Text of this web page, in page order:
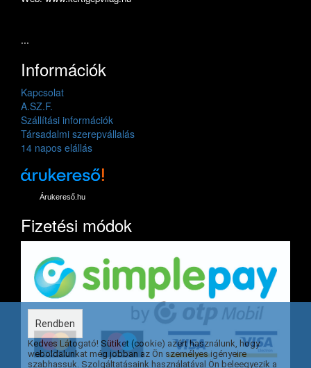
...
Információk
Kapcsolat
A.SZ.F.
Szállítási információk
Társadalmi szerepvállalás
14 napos elállás
Árukereső.hu
Fizetési módok
Rendben
Kedves Látogató! Sütiket (cookie) azért használunk, hogy
weboldalunkat még jobban az Ön személyes igényeire
szabhassuk. Szolgáltatásaink használatával Ön beleegyezik a